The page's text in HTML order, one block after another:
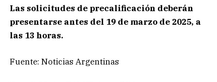
Las solicitudes de precalificación deberán
presentarse antes del 19 de marzo de 2025, a
las 13 horas.
Fuente: Noticias Argentinas